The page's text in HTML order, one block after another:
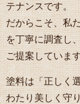
テナンスです。
だからこそ、私
を丁寧に調査し
ご提案していま
塗料は「正しく
わたり美しく守